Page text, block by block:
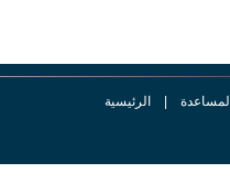
المساعدة الرئيسية